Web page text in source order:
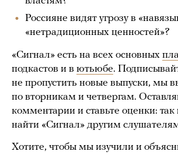
Россияне видят угрозу в
«нетрадиционных ценностей»?
«Сигнал» есть на всех основных
подкастов и в ютьюбе.
не пропустить новые выпуски, мы
по вторникам и четвергам.
комментарии и ставьте оценки:
найти «Сигнал» другим
Хотите, чтобы мы изучили и